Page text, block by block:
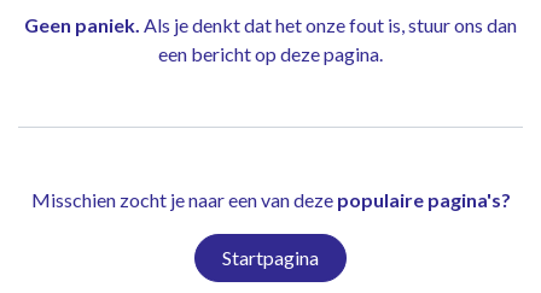
Geen paniek. Als je denkt dat het onze fout is, stuur ons dan
een bericht op deze pagina.
Misschien zocht je naar een van deze populaire pagina's?
Startpagina